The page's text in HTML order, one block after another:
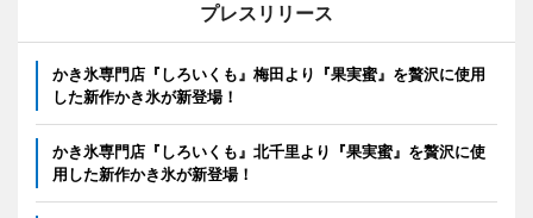
プレスリリース
かき氷専門店『しろいくも』梅田より『果実蜜』を贅沢に使用
した新作かき氷が新登場！
かき氷専門店『しろいくも』北千里より『果実蜜』を贅沢に使
用した新作かき氷が新登場！